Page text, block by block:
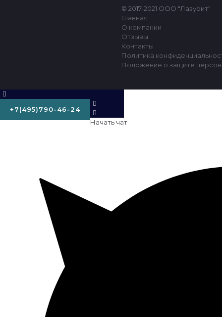
© 2017-2021 ООО "Лазурит"
Главная
О компании
Отзывы
Контакты
Политика
Положение о защите
+7(495)790-46-24
Начать чат